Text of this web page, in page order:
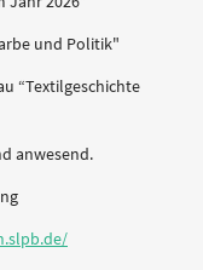
und Politik"
“Textilgeschichte
anwesend.